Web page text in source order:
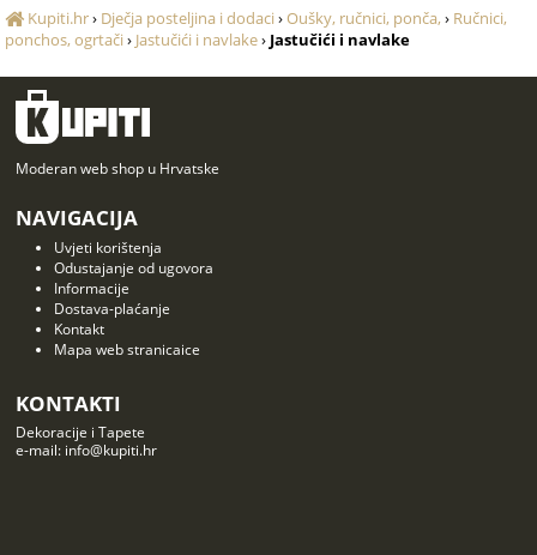
Kupiti.hr› Dječja posteljina i dodaci›Oušky, ručnici, ponča,› Ručnici,
ponchos, ogrtači› Jastučići i navlake› Jastučići i navlake
Moderan web shop u Hrvatske
NAVIGACIJA
Uvjeti korištenja
Odustajanje od ugovora
Informacije
Dostava-plaćanje
Kontakt
Mapa web stranicaice
KONTAKTI
Dekoracije i Tapete
e-mail: info@kupiti.hr